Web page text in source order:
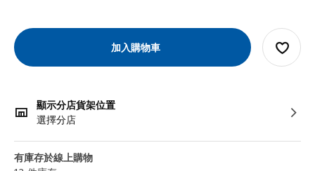
加入購物車
顯示分店貨架位置
選擇分店
有庫存於線上購物